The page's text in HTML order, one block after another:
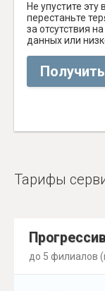
Не упустите
перестаньте
за отсутствия
данных или
Тарифы
до 5 филиалов